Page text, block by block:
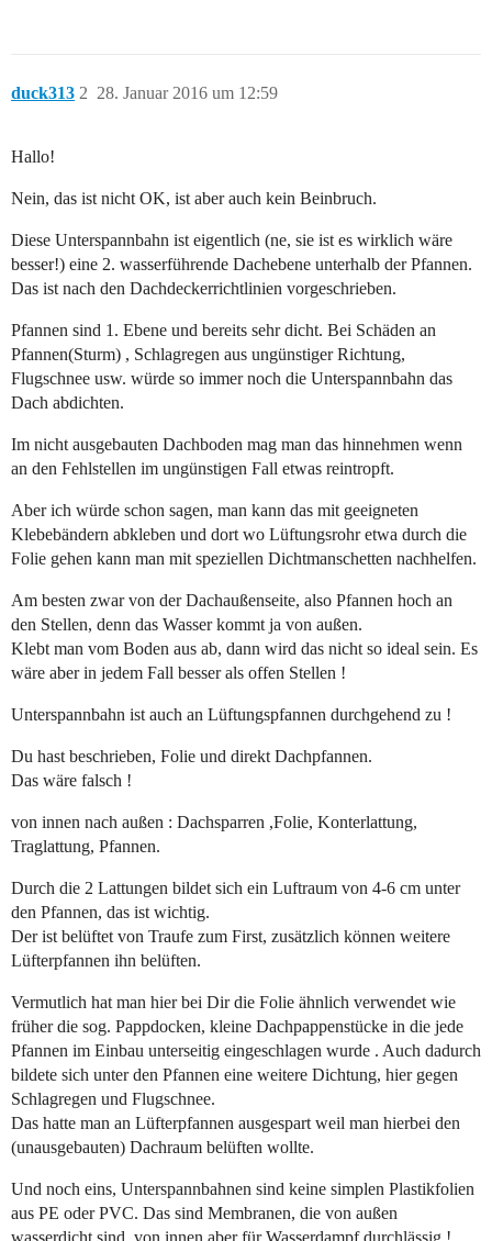
duck313 28. Januar 2016 um 12:59
2
Hallo!
Nein, das ist nicht OK, ist aber auch kein Beinbruch.
Diese Unterspannbahn ist eigentlich (ne, sie ist es wirklich wäre
besser!) eine 2. wasserführende Dachebene unterhalb der Pfannen.
Das ist nach den Dachdeckerrichtlinien vorgeschrieben.
Pfannen sind 1. Ebene und bereits sehr dicht. Bei Schäden an
Pfannen(Sturm) , Schlagregen aus ungünstiger Richtung,
Flugschnee usw. würde so immer noch die Unterspannbahn das
Dach abdichten.
Im nicht ausgebauten Dachboden mag man das hinnehmen wenn
an den Fehlstellen im ungünstigen Fall etwas reintropft.
Aber ich würde schon sagen, man kann das mit geeigneten
Klebebändern abkleben und dort wo Lüftungsrohr etwa durch die
Folie gehen kann man mit speziellen Dichtmanschetten nachhelfen.
Am besten zwar von der Dachaußenseite, also Pfannen hoch an
den Stellen, denn das Wasser kommt ja von außen.
Klebt man vom Boden aus ab, dann wird das nicht so ideal sein. Es
wäre aber in jedem Fall besser als offen Stellen !
Unterspannbahn ist auch an Lüftungspfannen durchgehend zu !
Du hast beschrieben, Folie und direkt Dachpfannen.
Das wäre falsch !
von innen nach außen : Dachsparren ,Folie, Konterlattung,
Traglattung, Pfannen.
Durch die 2 Lattungen bildet sich ein Luftraum von 4-6 cm unter
den Pfannen, das ist wichtig.
Der ist belüftet von Traufe zum First, zusätzlich können weitere
Lüfterpfannen ihn belüften.
Vermutlich hat man hier bei Dir die Folie ähnlich verwendet wie
früher die sog. Pappdocken, kleine Dachpappenstücke in die jede
Pfannen im Einbau unterseitig eingeschlagen wurde . Auch dadurch
bildete sich unter den Pfannen eine weitere Dichtung, hier gegen
Schlagregen und Flugschnee.
Das hatte man an Lüfterpfannen ausgespart weil man hierbei den
(unausgebauten) Dachraum belüften wollte.
Und noch eins, Unterspannbahnen sind keine simplen Plastikfolien
aus PE oder PVC. Das sind Membranen, die von außen
wasserdicht sind, von innen aber für Wasserdampf durchlässig !